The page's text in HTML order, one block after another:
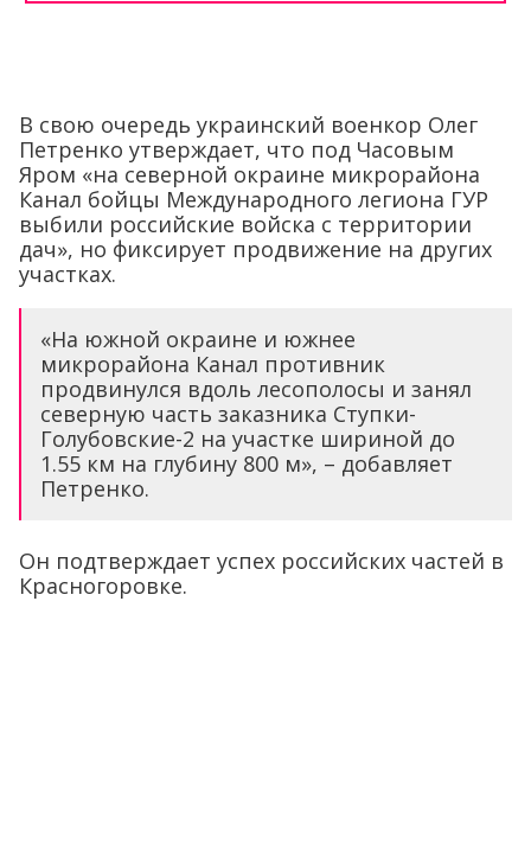
В свою очередь украинский военкор Олег
Петренко утверждает, что под Часовым
Яром «на северной окраине микрорайона
Канал бойцы Международного легиона ГУР
выбили российские войска с территории
дач», но фиксирует продвижение на других
участках.
«На южной окраине и южнее
микрорайона Канал противник
продвинулся вдоль лесополосы и занял
северную часть заказника Ступки-
Голубовские-2 на участке шириной до
1.55 км на глубину 800 м», – добавляет
Петренко.
Он подтверждает успех российских частей в
Красногоровке.